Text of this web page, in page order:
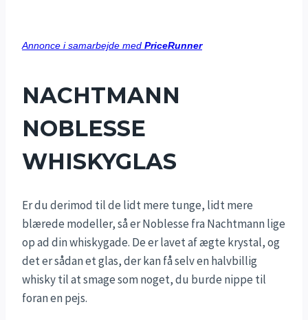
Annonce i samarbejde med PriceRunner
NACHTMANN
NOBLESSE
WHISKYGLAS
Er du derimod til de lidt mere tunge, lidt mere
blærede modeller, så er Noblesse fra Nachtmann lige
op ad din whiskygade. De er lavet af ægte krystal, og
det er sådan et glas, der kan få selv en halvbillig
whisky til at smage som noget, du burde nippe til
foran en pejs.